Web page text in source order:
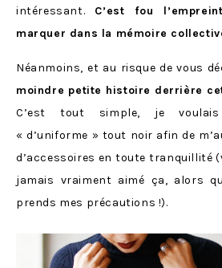
intéressant. C’est fou
marquer dans la mémoire
Néanmoins, et au risque de vous
moindre petite histoire derrière
C’est tout simple, je
« d’uniforme » tout noir afin de
d’accessoires en toute tranquillité
jamais vraiment aimé ça, alors
prends mes précautions !).